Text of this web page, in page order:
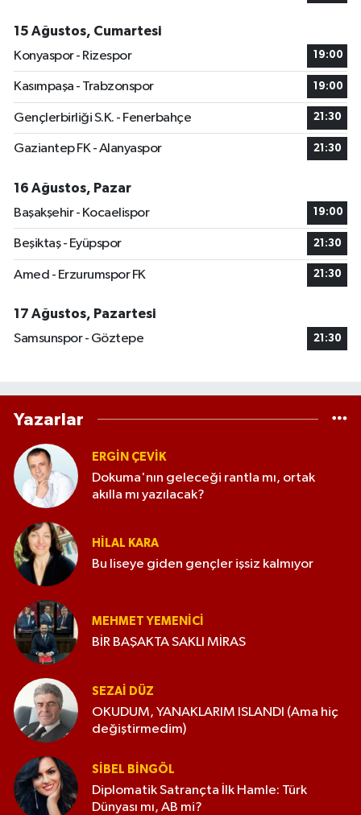
15 Ağustos, Cumartesi
Konyaspor - Rizespor
19:00
Kasımpaşa - Trabzonspor 19:00
Gençlerbirliği S.K. - Fenerbahçe 21:30
Gaziantep FK - Alanyaspor 21:30
16 Ağustos, Pazar
Başakşehir - Kocaelispor
19:00
Beşiktaş - Eyüpspor 21:30
Amed - Erzurumspor FK 21:30
17 Ağustos, Pazartesi
Samsunspor - Göztepe
21:30
Yazarlar
ERGIN ÇEVİK
Dokuma'nın geleceği rantla mı, ortak
akılla mı yazılacak?
HILAL KARA
Bu liseye giden gençler işsiz kalmıyor
MEHMET YEMENICI
BİR BAŞAKTA SAKLI MİRAS
SEZAI DÜZ
OKUDUM, YANAKLARIM ISLANDI (Ama hiç
değiştirmedim)
SIBEL BINGÖL
Diplomatik Satrançta İlk Hamle: Türk
Dünyası mı, AB mi?